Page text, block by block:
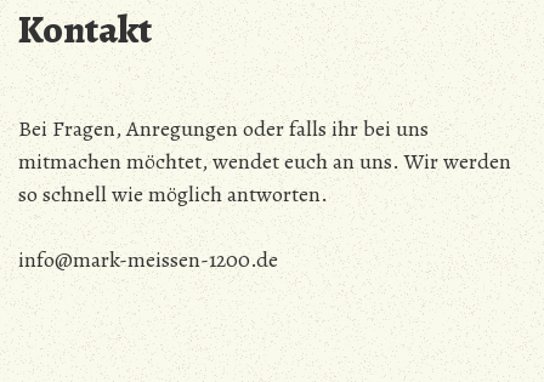
Kontakt
Bei Fragen, Anregungen oder falls ihr bei uns
mitmachen möchtet, wendet euch an uns. Wir werden
so schnell wie möglich antworten.
info@mark-meissen-1200.de